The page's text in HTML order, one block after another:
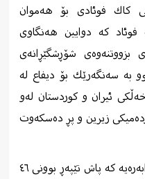
كاك فوئادی بۆ هه‌موان
كه‌ دوایین هه‌نگاوی
بزووتنه‌وه‌ی شۆڕشگێڕانەی
به‌ سه‌نگه‌رێك بۆ دیفاع له‌
ئیران و کوردستان لەو
زیرین و پڕ دەسکەوت
كاك فوئادی مستەفا سوڵتانی ئەو رابەرەیە كە پاش تێپەڕ بوونی ٤٦